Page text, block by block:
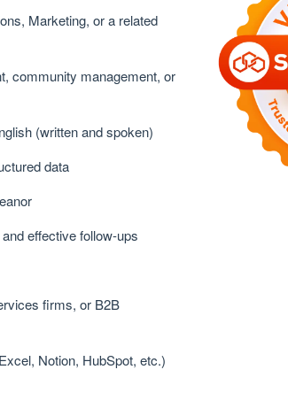
Marketing, or a related
community management, or
(written and spoken)
data
effective follow-ups
firms, or B2B
Notion, HubSpot, etc.)